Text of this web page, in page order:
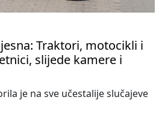
Traktori, motocikli i
slijede kamere i
je na sve učestalije slučajeve